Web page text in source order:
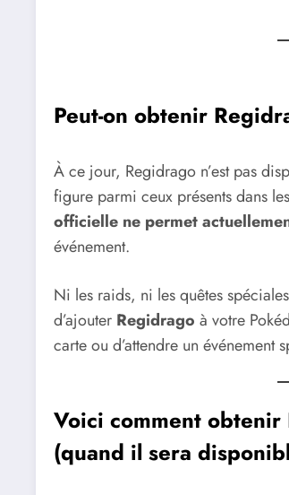
Peut-on obtenir
À ce jour, Regidrago n’est pas
figure parmi ceux présents dans
officielle ne permet
événement.
Ni les raids, ni les quêtes
d’ajouter Regidrago à votre
carte ou d’attendre un événement
Voici comment obtenir
(quand il sera